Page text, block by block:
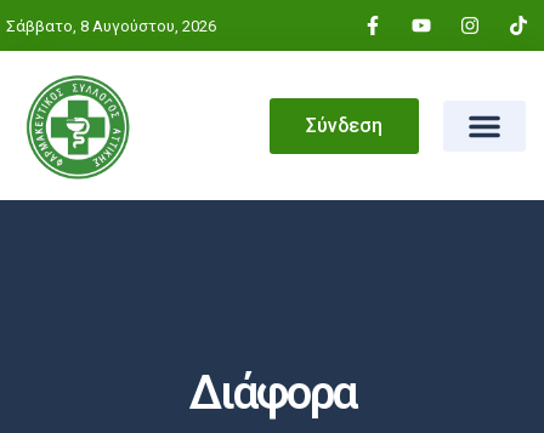
Σάββατο, 8 Αυγούστου, 2026
Σύνδεση
Διάφορα